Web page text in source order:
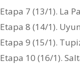
Etapa 7 (13/1). La
Etapa 8 (14/1).
Etapa 9 (15/1).
Etapa 10 (16/1).